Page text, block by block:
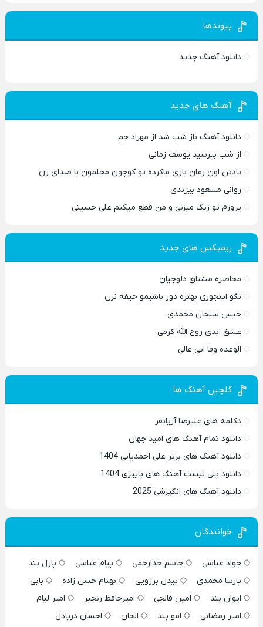
پیوندها
دانلود آهنگ جدید
آهنگ های جدید
دانلود آهنگ باز شب شد از مهراد جم
از شب بپرسید یوسف زمانی
یادتن اون زمان بازی ماکرده تو کوچون محلمون با صدای زن
روانی مسعود بیژندی
یروزم تو زنگ میزنی و من قطع میکنم علی حسینی
ریمیکس های جدید
محاصره مشتاق دلوجیان
نگو اینجوری بهتره دور باشیمو حیفه نزن
حبس سبحان محمدی
عشق ابدی روح الله کرمی
الوعده وفا ابی عالی
گلچین آهنگ ها
دکلمه های علیرضا آریانفر
دانلود تمام آهنگ های امید جهان
دانلود آهنگ های برتر علی احمدیانی 1404
دانلود پلی لیست آهنگ های پاییزی 1404
دانلود آهنگ های انگیزشی 2025
خوانندگان
جواد عباسی جاسم خدارحمی پیام عباسی
پازل بند
پارسا محمدی
بیدل برزویی بهنام حسن زاده
بابی
ایوان بند
امین فالجی امیرحافظ رنجبر
امیر لیام
امیر رمضانی
امو بند الجان
احسان دریادل